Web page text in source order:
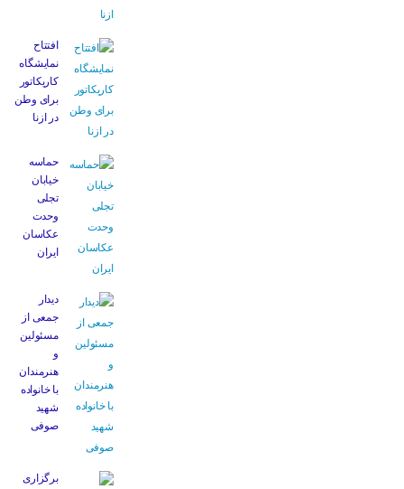
افتتاح
نمایشگاه
کاریکاتور
برای وطن
در ازنا
حماسه
خیابان
تجلی
وحدت
عکاسان
ایران
دیدار
جمعی از
مسئولین
و
هنرمندان
با خانواده
شهید
صوفی
برگزاری